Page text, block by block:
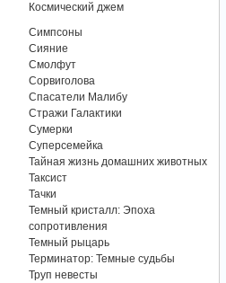
Космический джем
Симпсоны
Сияние
Смолфут
Сорвиголова
Спасатели Малибу
Стражи Галактики
Сумерки
Суперсемейка
Тайная жизнь домашних животных
Таксист
Тачки
Темный кристалл: Эпоха
сопротивления
Темный рыцарь
Терминатор: Темные судьбы
Труп невесты